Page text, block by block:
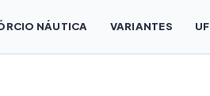
NÁUTICA VARIANTES